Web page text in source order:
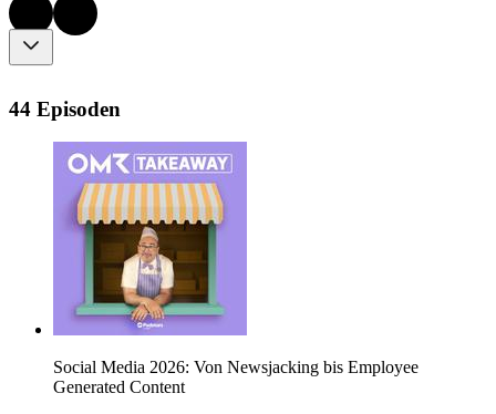
44 Episoden
Social Media 2026: Von Newsjacking bis Employee
Generated Content